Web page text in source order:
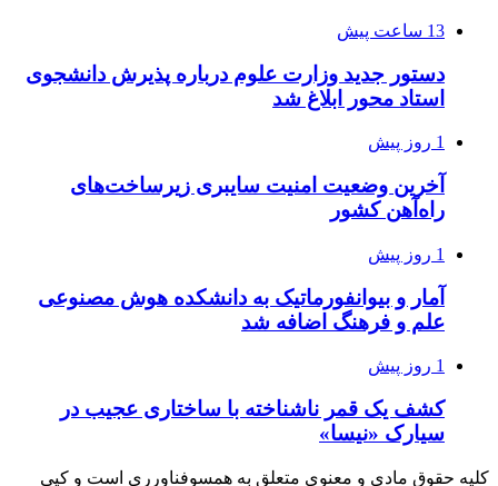
13 ساعت پیش
دستور جدید وزارت علوم درباره پذیرش دانشجوی
استاد محور ابلاغ شد
1 روز پیش
آخرین وضعیت امنیت سایبری زیرساخت‌های
راه‌آهن کشور
1 روز پیش
آمار و بیوانفورماتیک به دانشکده هوش مصنوعی
علم و فرهنگ اضافه شد
1 روز پیش
کشف یک قمر ناشناخته با ساختاری عجیب در
سیارک «نیسا»
کلیه حقوق مادی و معنوی متعلق به همسوفناورری است و کپی